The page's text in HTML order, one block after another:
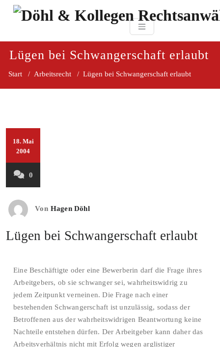
Zum
Döhl & Kollegen
Lügen bei Schwangerschaft erlaubt
Start / Arbeitsrecht / Lügen bei Schwangerschaft erlaubt
18. Mai
2004
0
Von Hagen Döhl
Lügen bei Schwangerschaft erlaubt
Eine Beschäftigte oder eine Bewerberin darf die Frage ihres
Arbeitgebers, ob sie schwanger sei, wahrheitswidrig zu
jedem Zeitpunkt verneinen. Die Frage nach einer
bestehenden Schwangerschaft ist unzulässig, sodass der
Betroffenen aus der wahrheitswidrigen Beantwortung keine
Nachteile entstehen dürfen. Der Arbeitgeber kann daher das
Arbeitsverhältnis nicht mit Erfolg wegen arglistiger